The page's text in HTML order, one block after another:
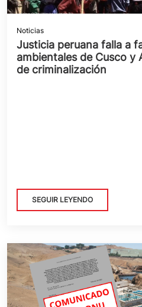
Noticias
Justicia peruana falla a
ambientales de Cusco y
de criminalización
SEGUIR LEYENDO